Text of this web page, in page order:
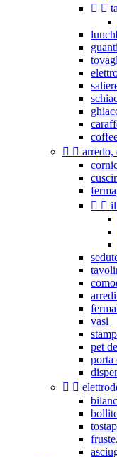
 
  arredo,
 
vasi
pet
porta
 